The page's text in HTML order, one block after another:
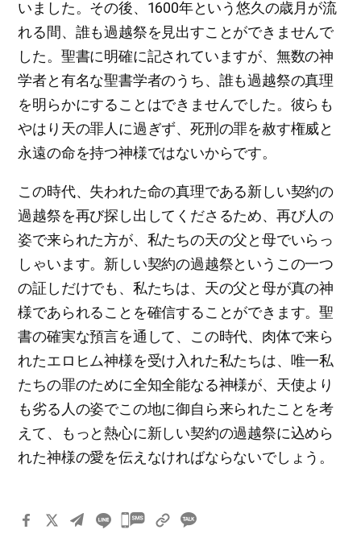
いました。その後、1600年という悠久の歳月が流
れる間、誰も過越祭を見出すことができませんで
した。聖書に明確に記されていますが、無数の神
学者と有名な聖書学者のうち、誰も過越祭の真理
を明らかにすることはできませんでした。彼らも
やはり天の罪人に過ぎず、死刑の罪を赦す権威と
永遠の命を持つ神様ではないからです。
この時代、失われた命の真理である新しい契約の
過越祭を再び探し出してくださるため、再び人の
姿で来られた方が、私たちの天の父と母でいらっ
しゃいます。新しい契約の過越祭というこの一つ
の証しだけでも、私たちは、天の父と母が真の神
様であられることを確信することができます。聖
書の確実な預言を通して、この時代、肉体で来ら
れたエロヒム神様を受け入れた私たちは、唯一私
たちの罪のために全知全能なる神様が、天使より
も劣る人の姿でこの地に御自ら来られたことを考
えて、もっと熱心に新しい契約の過越祭に込めら
れた神様の愛を伝えなければならないでしょう。
카